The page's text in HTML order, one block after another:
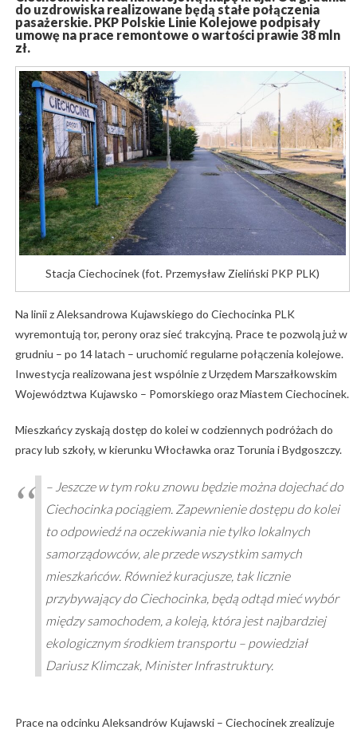
do uzdrowiska realizowane będą stałe połączenia
pasażerskie. PKP Polskie Linie Kolejowe podpisały
umowę na prace remontowe o wartości prawie 38 mln
zł.
Stacja Ciechocinek (fot. Przemysław Zieliński PKP PLK)
Na linii z Aleksandrowa Kujawskiego do Ciechocinka PLK
wyremontują tor, perony oraz sieć trakcyjną. Prace te pozwolą już w
grudniu – po 14 latach – uruchomić regularne połączenia kolejowe.
Inwestycja realizowana jest wspólnie z Urzędem Marszałkowskim
Województwa Kujawsko – Pomorskiego oraz Miastem Ciechocinek.
Mieszkańcy zyskają dostęp do kolei w codziennych podróżach do
pracy lub szkoły, w kierunku Włocławka oraz Torunia i Bydgoszczy.
– Jeszcze w tym roku znowu będzie można dojechać do
Ciechocinka pociągiem. Zapewnienie dostępu do kolei
to odpowiedź na oczekiwania nie tylko lokalnych
samorządowców, ale przede wszystkim samych
mieszkańców. Również kuracjusze, tak licznie
przybywający do Ciechocinka, będą odtąd mieć wybór
między samochodem, a koleją, która jest najbardziej
ekologicznym środkiem transportu – powiedział
Dariusz Klimczak, Minister Infrastruktury.
Prace na odcinku Aleksandrów Kujawski – Ciechocinek zrealizuje